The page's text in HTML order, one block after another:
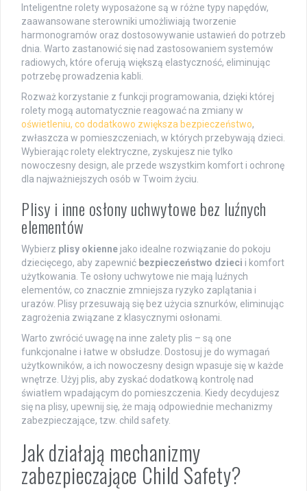
Inteligentne rolety wyposażone są w różne typy napędów,
zaawansowane sterowniki umożliwiają tworzenie
harmonogramów oraz dostosowywanie ustawień do potrzeb
dnia. Warto zastanowić się nad zastosowaniem systemów
radiowych, które oferują większą elastyczność, eliminując
potrzebę prowadzenia kabli.
Rozważ korzystanie z funkcji programowania, dzięki której
rolety mogą automatycznie reagować na zmiany w
oświetleniu, co dodatkowo zwiększa bezpieczeństwo,
zwłaszcza w pomieszczeniach, w których przebywają dzieci.
Wybierając rolety elektryczne, zyskujesz nie tylko
nowoczesny design, ale przede wszystkim komfort i ochronę
dla najważniejszych osób w Twoim życiu.
Plisy i inne osłony uchwytowe bez luźnych
elementów
Wybierz plisy okienne jako idealne rozwiązanie do pokoju
dziecięcego, aby zapewnić bezpieczeństwo dzieci i komfort
użytkowania. Te osłony uchwytowe nie mają luźnych
elementów, co znacznie zmniejsza ryzyko zaplątania i
urazów. Plisy przesuwają się bez użycia sznurków, eliminując
zagrożenia związane z klasycznymi osłonami.
Warto zwrócić uwagę na inne zalety plis – są one
funkcjonalne i łatwe w obsłudze. Dostosuj je do wymagań
użytkowników, a ich nowoczesny design wpasuje się w każde
wnętrze. Użyj plis, aby zyskać dodatkową kontrolę nad
światłem wpadającym do pomieszczenia. Kiedy decydujesz
się na plisy, upewnij się, że mają odpowiednie mechanizmy
zabezpieczające, tzw. child safety.
Jak działają mechanizmy
zabezpieczające Child Safety?